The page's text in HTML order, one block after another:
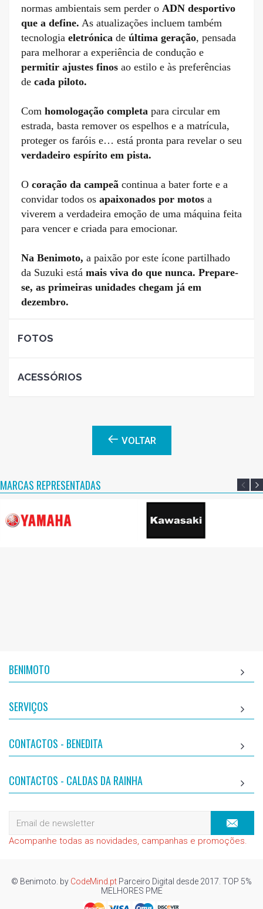
normas ambientais sem perder o ADN desportivo
que a define. As atualizações incluem também
tecnologia eletrónica de última geração, pensada
para melhorar a experiência de condução e
permitir ajustes finos ao estilo e às preferências
de cada piloto.
Com homologação completa para circular em
estrada, basta remover os espelhos e a matrícula,
proteger os faróis e… está pronta para revelar o seu
verdadeiro espírito em pista.
O coração da campeã continua a bater forte e a
convidar todos os apaixonados por motos a
viverem a verdadeira emoção de uma máquina feita
para vencer e criada para emocionar.
Na Benimoto, a paixão por este ícone partilhado
da Suzuki está mais viva do que nunca. Prepare-
se, as primeiras unidades chegam já em
dezembro.
FOTOS
ACESSÓRIOS
VOLTAR
MARCAS REPRESENTADAS
BENIMOTO
SERVIÇOS
CONTACTOS - BENEDITA
CONTACTOS - CALDAS DA RAINHA
Acompanhe todas as novidades, campanhas e promoções.
© Benimoto. by CodeMind.pt Parceiro Digital desde 2017. TOP 5%
MELHORES PME